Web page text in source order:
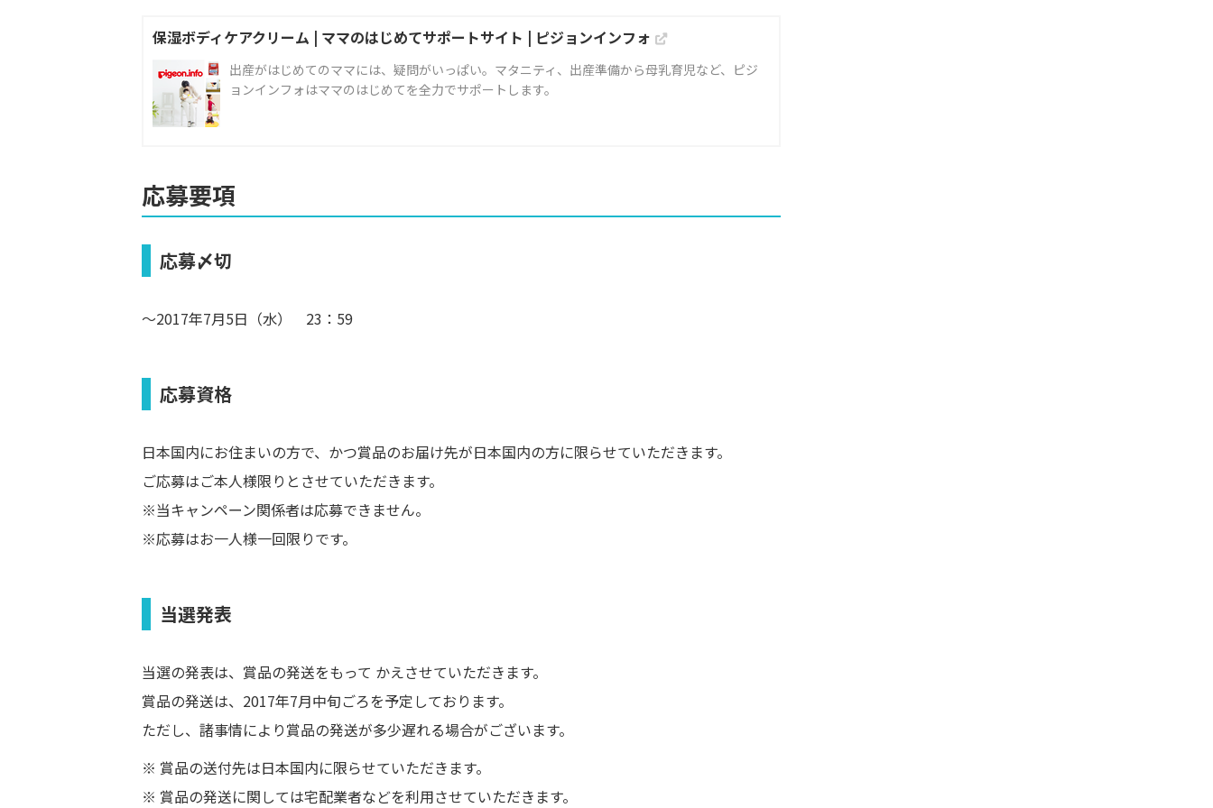
保湿ボディケアクリーム | ママのはじめてサポートサイト | ピジョンインフォ
出産がはじめてのママには、疑問がいっぱい。マタニティ、出産準備から母乳育児など、ピジ
ョンインフォはママのはじめてを全力でサポートします。
応募要項
応募〆切
～2017年7月5日（水） 23：59
応募資格
日本国内にお住まいの方で、かつ賞品のお届け先が日本国内の方に限らせていただきます。
ご応募はご本人様限りとさせていただきます。
※当キャンペーン関係者は応募できません。
※応募はお一人様一回限りです。
当選発表
当選の発表は、賞品の発送をもって かえさせていただきます。
賞品の発送は、2017年7月中旬ごろを予定しております。
ただし、諸事情により賞品の発送が多少遅れる場合がございます。
※ 賞品の送付先は日本国内に限らせていただきます。
※ 賞品の発送に関しては宅配業者などを利用させていただきます。